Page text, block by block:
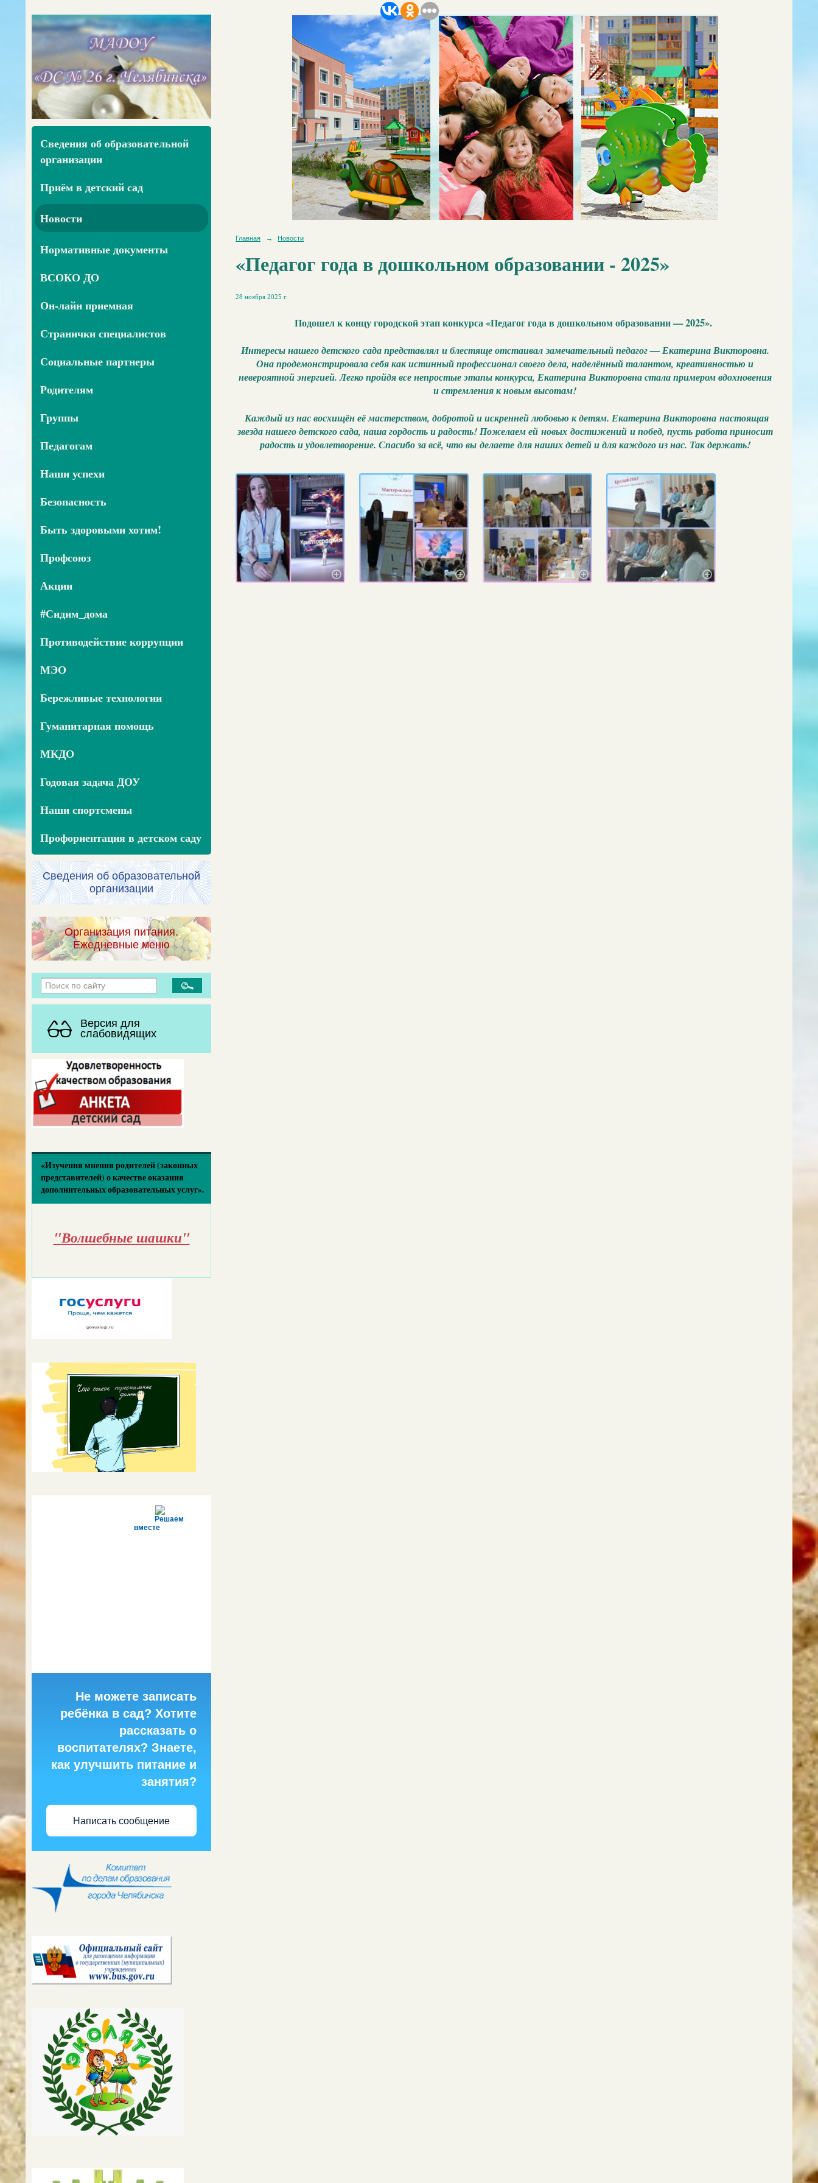
Сведения об образовательной
организации
Приём в детский сад
Новости
Нормативные документы
ВСОКО ДО
Он-лайн приемная
Странички специалистов
Социальные партнеры
Родителям
Группы
Педагогам
Наши успехи
Безопасность
Быть здоровыми хотим!
Профсоюз
Акции
#Сидим_дома
Противодействие коррупции
МЭО
Бережливые технологии
Гуманитарная помощь
МКДО
Годовая задача ДОУ
Наши спортсмены
Профориентация в детском саду
Сведения об образовательной
организации
Организация питания.
Ежедневные меню
Версия для
слабовидящих
«Изучения мнения родителей (законных
представителей) о качестве оказания
дополнительных образовательных услуг».
"Волшебные шашки"
Решаем
вместе
Не можете записать
ребёнка в сад? Хотите
рассказать о
воспитателях? Знаете,
как улучшить питание и
занятия?
Написать сообщение
Главная → Новости
«Педагог года в дошкольном образовании - 2025»
28 ноября 2025 г.
Подошел к концу городской этап конкурса «Педагог года в дошкольном образовании — 2025».
Интересы нашегодетского сада представлял и блестяще отстаивал замечательный педагог — Екатерина Викторовна.
Она продемонстрировала себя как истинный профессионал своего дела, наделённый талантом, креативностью и
невероятной энергией. Легко пройдя все непростые этапы конкурса, Екатерина Викторовна стала примером вдохновения
и стремления к новым высотам!
Каждый из нас восхищён её мастерством, добротой и искренней любовью к детям. Екатерина Викторовна настоящая
звезда нашего детского сада, наша гордость и радость! Пожелаем ей новых достижений и побед, пусть работа приносит
радость и удовлетворение. Спасибо за всё, что вы делаете для наших детей и для каждого из нас. Так держать!